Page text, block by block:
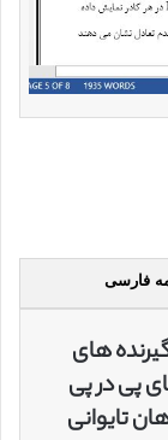
فارسی
های
پی در پی
تایوانی